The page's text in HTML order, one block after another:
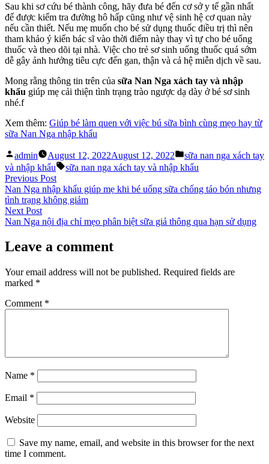
Sau khi sơ cứu bé thành công, hãy đưa bé đến cơ sở y tế gần nhất
để được kiểm tra đường hô hấp cũng như vệ sinh hệ cơ quan này
nếu cần thiết. Nếu mẹ muốn cho bé sử dụng thuốc điều trị thì nên
tham khảo ý kiến bác sĩ vào thời điểm này thay vì tự cho bé uống
thuốc và theo dõi tại nhà. Việc cho trẻ sơ sinh uống thuốc quá sớm
dễ gây ảnh hưởng tiêu cực đến gan, thận và cả hệ miễn dịch về sau.
Mong rằng thông tin trên của sữa Nan Nga xách tay và nhập
khẩu giúp mẹ cải thiện tình trạng trào ngược dạ dày ở bé sơ sinh
nhé.f
Xem thêm: Giúp bé làm quen với việc bú sữa bình cùng mẹo hay từ
sữa Nan Nga nhập khẩu
Posted
by
admin August 12, 2022August 12, 2022
Posted
in
sữa nan nga xách tay
và nhập khẩu
Tags:
sữa nan nga xách tay và nhập khẩu
Post
navigation
Previous PostPrevious
post:
Nan Nga nhập khẩu giúp mẹ khi bé uống sữa chống táo bón nhưng
tình trạng không giảm
Next PostNext
post:
Nan Nga nội địa chỉ mẹo phân biệt sữa giả thông qua hạn sử dụng
Leave a comment
Your email address will not be published. Required fields are
marked *
Comment *
Name *
Email *
Website
Save my name, email, and website in this browser for the next
time I comment.